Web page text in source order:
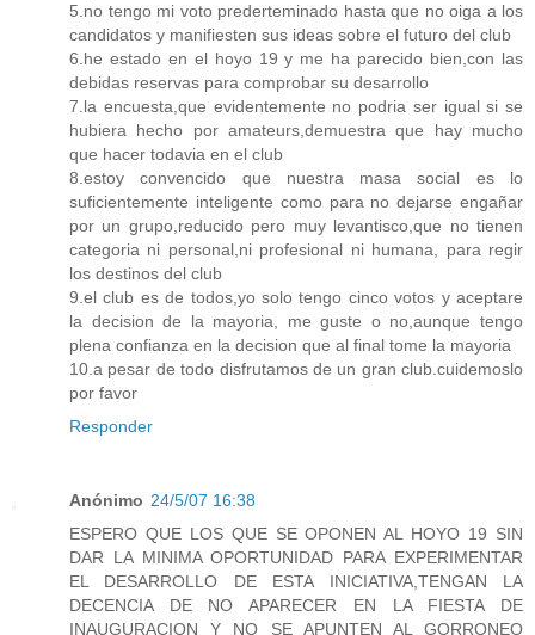
5.no tengo mi voto prederteminado hasta que no oiga a los
candidatos y manifiesten sus ideas sobre el futuro del club
6.he estado en el hoyo 19 y me ha parecido bien,con las
debidas reservas para comprobar su desarrollo
7.la encuesta,que evidentemente no podria ser igual si se
hubiera hecho por amateurs,demuestra que hay mucho
que hacer todavia en el club
8.estoy convencido que nuestra masa social es lo
suficientemente inteligente como para no dejarse engañar
por un grupo,reducido pero muy levantisco,que no tienen
categoria ni personal,ni profesional ni humana, para regir
los destinos del club
9.el club es de todos,yo solo tengo cinco votos y aceptare
la decision de la mayoria, me guste o no,aunque tengo
plena confianza en la decision que al final tome la mayoria
10.a pesar de todo disfrutamos de un gran club.cuidemoslo
por favor
Responder
Anónimo 24/5/07 16:38
ESPERO QUE LOS QUE SE OPONEN AL HOYO 19 SIN
DAR LA MINIMA OPORTUNIDAD PARA EXPERIMENTAR
EL DESARROLLO DE ESTA INICIATIVA,TENGAN LA
DECENCIA DE NO APARECER EN LA FIESTA DE
INAUGURACION Y NO SE APUNTEN AL GORRONEO